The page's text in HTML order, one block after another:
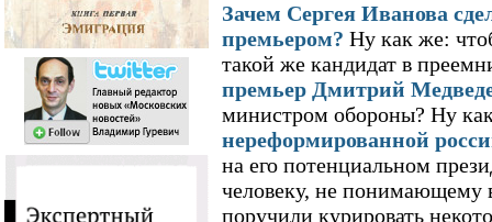
Зачем Сергея Иванова
премьером? Ну как же:
такой же кандидат в
премьер Дмитрий
министром обороны? Ну
нереформированной
на его потенциальном
человеку, не понимающему
поручили курировать